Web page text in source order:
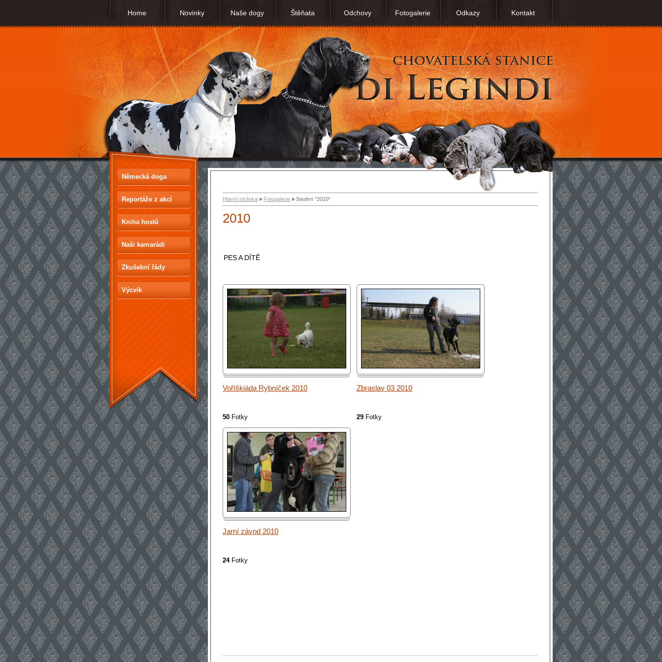
Home Novinky Naše dogy Štěňata Odchovy Fotogalerie Odkazy Kontakt
Německá doga
Reportáže z akcí
Kniha hostů
Naši kamarádi
Zkušební řády
Výcvik
Hlavní stránka » Fotogalerie » Souhrn "2010"
2010
PES A DÍTĚ
Voříškiáda Rybníček 2010
50 Fotky
Zbraslav 03 2010
29 Fotky
Jarní závod 2010
24Fotky